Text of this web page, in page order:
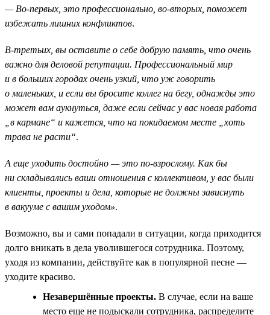
— Во-первых, это профессионально, во-вторых, поможет
избежать лишних конфликтов.
В-третьих, вы оставите о себе добрую память, что очень
важно для деловой репутации. Профессиональный мир
и в больших городах очень узкий, что уж говорить
о маленьких, и если вы бросите коллег на бегу, однажды это
может вам аукнуться, даже если сейчас у вас новая работа
„в кармане“ и кажется, что на покидаемом месте „хоть
трава не расти“.
А еще уходить достойно — это по-взрослому. Как бы
ни складывались ваши отношения с коллективом, у вас были
клиенты, проекты и дела, которые не должны зависнуть
в вакууме с вашим уходом».
Возможно, вы и сами попадали в ситуации, когда приходится
долго вникать в дела уволившегося сотрудника. Поэтому,
уходя из компании, действуйте как в популярной песне —
уходите красиво.
Незавершённые проекты. В случае, если на ваше
место еще не подыскали сотрудника, распределите